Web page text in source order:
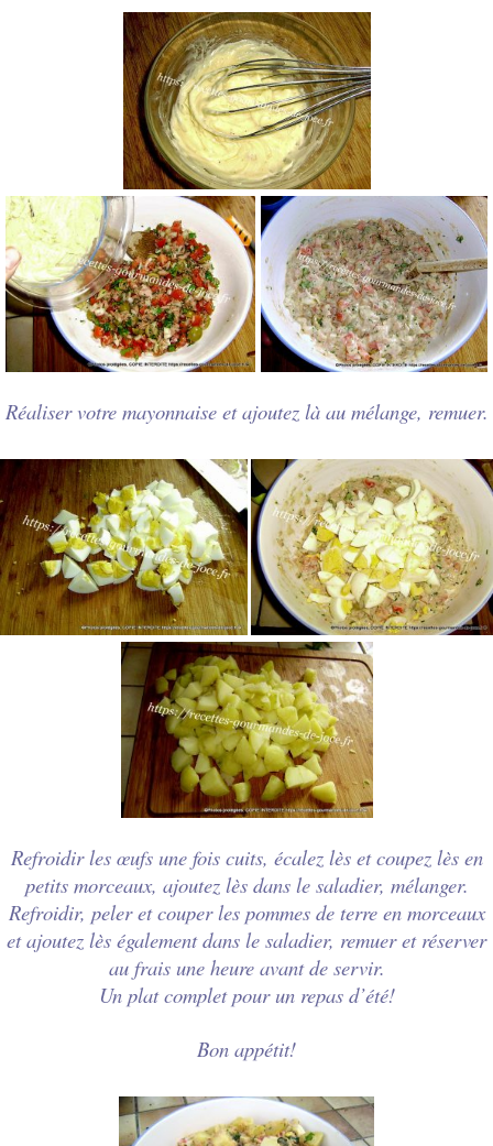
Réaliser votre mayonnaise et ajoutez là au mélange, remuer.
Refroidir les œufsune fois cuits, écalez lès et coupez lès en
petits morceaux, ajoutez lès dans le saladier, mélanger.
Refroidir, peler et couper les pommes de terre en morceaux
et ajoutez lès également dans le saladier, remuer et réserver
au frais une heure avant de servir.
Un plat complet pour un repas d’été!
Bon appétit!